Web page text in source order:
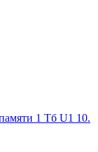
1 Тб U1 10.